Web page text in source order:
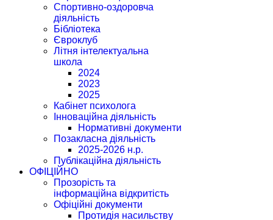
Спортивно-оздоровча
діяльність
Бібліотека
Євроклуб
Літня інтелектуальна
школа
2024
2023
2025
Кабінет психолога
Інноваційна діяльність
Нормативні документи
Позакласна діяльність
2025-2026 н.р.
Публікаційна діяльність
ОФІЦІЙНО
Прозорість та
інформаційна відкритість
Офіційні документи
Протидія насильству